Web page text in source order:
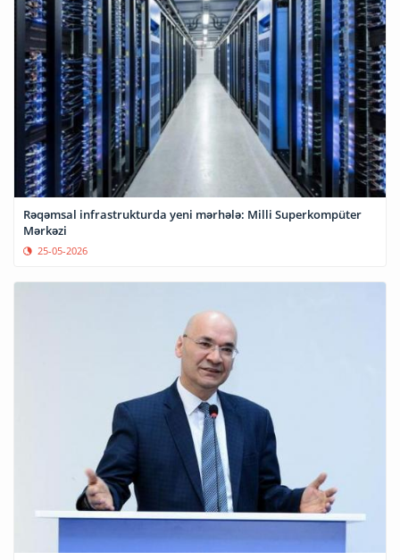
Rəqəmsal infrastrukturda yeni mərhələ: Milli Superkompüter
Mərkəzi
25-05-2026